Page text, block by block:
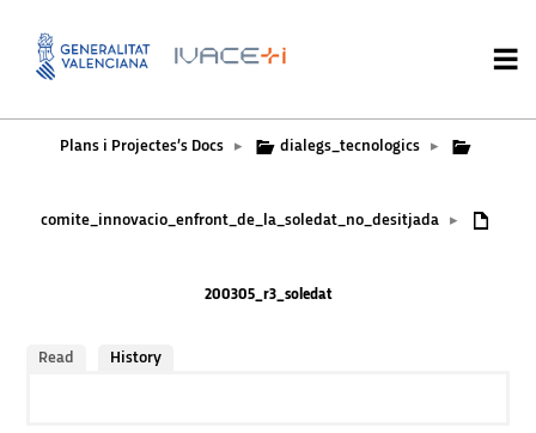
Plans i Projectes’s Docs ▸ dialegs_tecnologics ▸
comite_innovacio_enfront_de_la_soledat_no_desitjada ▸
200305_r3_soledat
Read History